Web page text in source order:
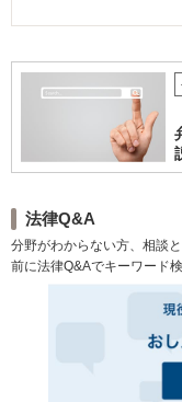
決の過程と結果】 思い切
内容も法的アドバイスだ
的な調査など、柔軟に対
ンスの早さも大きな魅力
て、顧問弁護士が必要な
方が取引先から舐められ
ないということは多々あり
約をいただいてその範囲内
法律Q&A
分野がわからない方、相談
前に法律Q&Aでキーワード